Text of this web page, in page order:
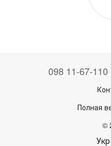
098 11-67-110
Полная
©
Укр